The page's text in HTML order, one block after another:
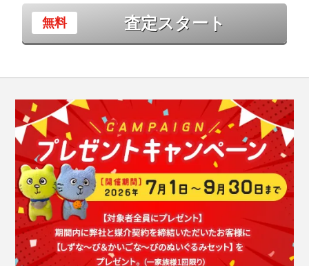
査定スタート